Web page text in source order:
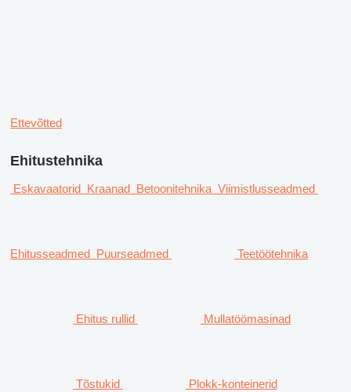
Ettevõtted
Ehitustehnika
Eskavaatorid Kraanad Betoonitehnika Viimistlusseadmed
Ehitusseadmed Puurseadmed Teetöötehnika
Ehitus rullid Mullatöömasinad
Tõstukid Plokk-konteinerid